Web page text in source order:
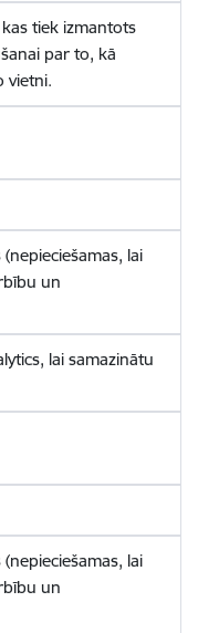
tiek izmantots
par to, kā
vietni.
lai
un
lai samazinātu
lai
un